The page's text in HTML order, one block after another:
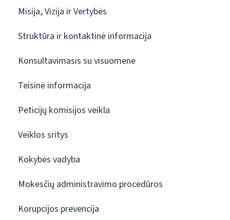
Misija, Vizija ir Vertybės
Struktūra ir kontaktinė informacija
Konsultavimasis su visuomene
Teisinė informacija
Peticijų komisijos veikla
Veiklos sritys
Kokybės vadyba
Mokesčių administravimo procedūros
Korupcijos prevencija